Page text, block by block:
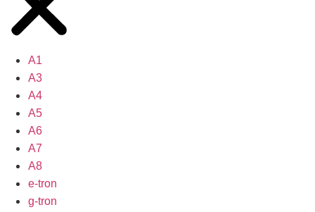
A1
A3
A4
A5
A6
A7
A8
e-tron
g-tron